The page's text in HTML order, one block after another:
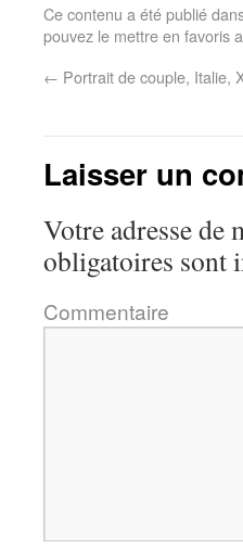
Ce contenu a été publié
pouvez le mettre en favoris
← Portrait de couple, Italie,
Laisser un
Votre adresse de
obligatoires sont
Commentaire